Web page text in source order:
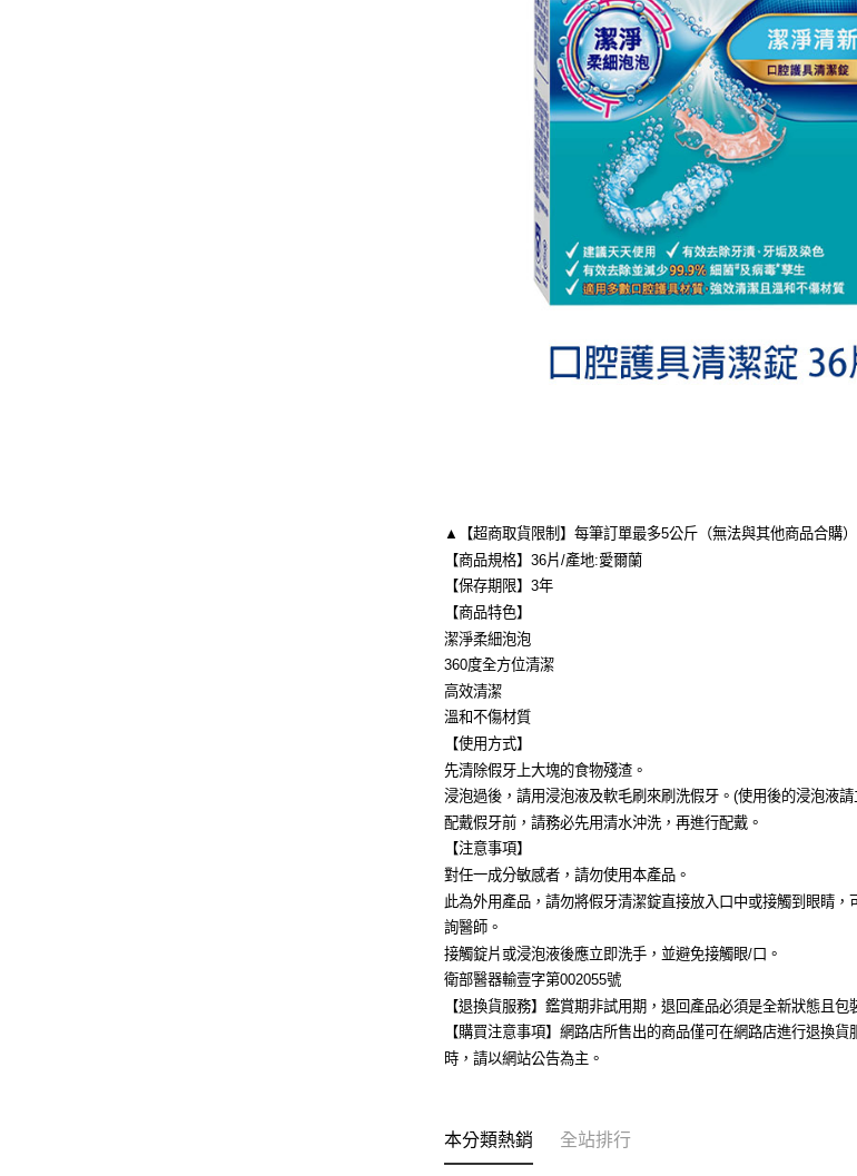
▲【超商取貨限制】每筆訂單最多5公斤（無法與其他商品合購
【商品規格】36片/產地:愛爾蘭
【保存期限】3年
【商品特色】
潔淨柔細泡泡
360度全方位清潔
高效清潔
溫和不傷材質
【使用方式】
先清除假牙上大塊的食物殘渣。
浸泡過後，請用浸泡液及軟毛刷來刷洗假牙。(使用後的浸泡液請
配戴假牙前，請務必先用清水沖洗，再進行配戴。
【注意事項】
對任一成分敏感者，請勿使用本產品。
此為外用產品，請勿將假牙清潔錠直接放入口中或接觸到眼睛
詢醫師。
接觸錠片或浸泡液後應立即洗手，並避免接觸眼/口。
衛部醫器輸壹字第002055號
【退換貨服務】鑑賞期非試用期，退回產品必須是全新狀態且
【購買注意事項】網路店所售出的商品僅可在網路店進行退換
時，請以網站公告為主。
本分類熱銷 全站排行